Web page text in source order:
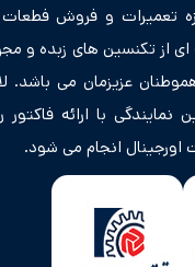
تعمیرات و فروش فطعات
از تکنسین های زبده و
عزیزمان می باشد.
با ارائه فاکتور
اورجینال انجام می شود.